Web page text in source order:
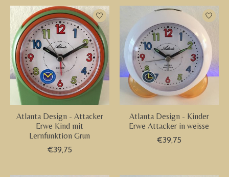
Atlanta Design - Attacker
Erwe Kind mit
Lernfunktion Grun
€39,75
Atlanta Design - Kinder
Erwe Attacker in weisse
€39,75